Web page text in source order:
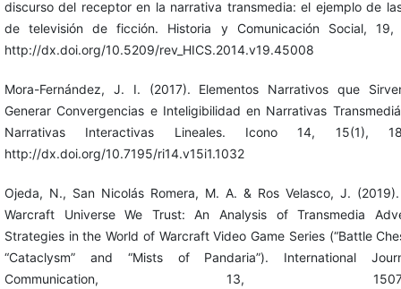
discurso del receptor en la narrativa transmedia: el ejemplo de
de televisión de ficción. Historia y Comunicación Social, 19,
http://dx.doi.org/10.5209/rev_HICS.2014.v19.45008
Mora-Fernández, J. I. (2017). Elementos Narrativos que
Generar Convergencias e Inteligibilidad en Narrativas
Narrativas Interactivas Lineales. Icono 14, 15(1),
http://dx.doi.org/10.7195/ri14.v15i1.1032
Ojeda, N., San Nicolás Romera, M. A. & Ros Velasco, J.
Warcraft Universe We Trust: An Analysis of Transmedia
Strategies in the World of Warcraft Video Game Series (“Battle
“Cataclysm” and “Mists of Pandaria”). International
Communication, 13, 1507-